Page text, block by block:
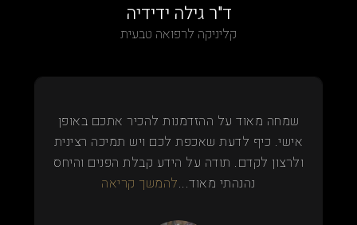
ד"ר גילה ידידיה
קליניקה לרפואה טבעית
שמחה מאוד על ההזדמנות להכיר אתכם באופן
אישי. כיף לדעת שאכפת לכם ויש תמיכה רצינית
ולרצון לקדם. תודה על הידע קבלת הפנים והיחס
נהנהתי מאוד...להמשך קריאה